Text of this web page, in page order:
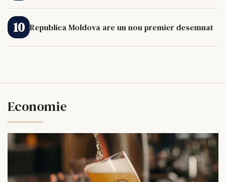
Republica Moldova are un nou premier desemnat
Economie